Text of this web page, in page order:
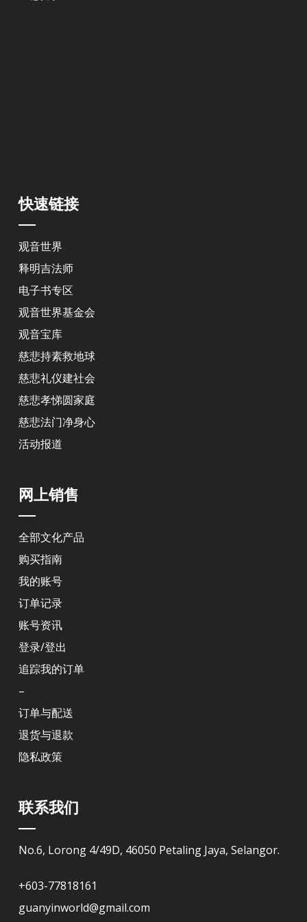
快速链接
观音世界
释明吉法师
电子书专区
观音世界基金会
观音宝库
慈悲持素救地球
慈悲礼仪建社会
慈悲孝悌圆家庭
慈悲法门净身心
活动报道
网上销售
全部文化产品
购买指南
我的账号
订单记录
账号资讯
登录/登出
追踪我的订单
–
订单与配送
退货与退款
隐私政策
联系我们
No.6, Lorong 4/49D, 46050 Petaling Jaya, Selangor.
+603-77818161
guanyinworld@gmail.com